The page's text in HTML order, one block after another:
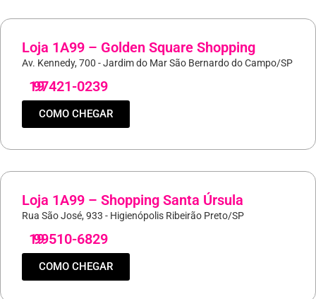
Loja 1A99 – Golden Square Shopping
Av. Kennedy, 700 - Jardim do Mar São Bernardo do Campo/SP
19
97421-0239
COMO CHEGAR
Loja 1A99 – Shopping Santa Úrsula
Rua São José, 933 - Higienópolis Ribeirão Preto/SP
19
99510-6829
COMO CHEGAR